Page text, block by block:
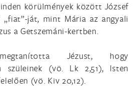
körülmények között József
ját, mint Mária az angyali
a Getszemáni-kertben.
Jézust, hogy
szüleinek (vö. Lk 2,51), Isten
(vö. Kiv 20,12).